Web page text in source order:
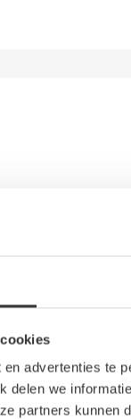
advertenties te
delen we
partners kunnen
En vele
B.V.